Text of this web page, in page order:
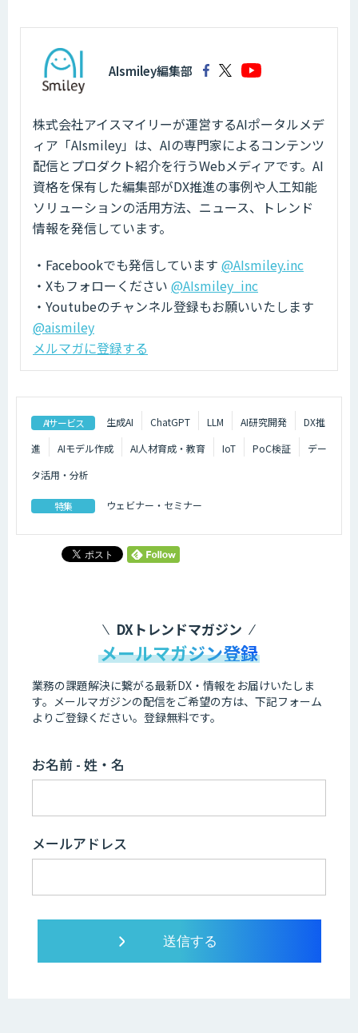
AIsmiley編集部
株式会社アイスマイリーが運営するAIポータルメデ
ィア「AIsmiley」は、AIの専門家によるコンテンツ
配信とプロダクト紹介を行うWebメディアです。AI
資格を保有した編集部がDX推進の事例や人工知能
ソリューションの活用方法、ニュース、トレンド
情報を発信しています。
・Facebookでも発信しています @AIsmiley.inc
・Xもフォローください @AIsmiley_inc
・Youtubeのチャンネル登録もお願いいたします
@aismiley
メルマガに登録する
AIサービス 生成AI ChatGPT LLM AI研究開発
DX推
進
AIモデル作成 AI人材育成・教育 IoT PoC検証
デー
タ活用・分析
特集 ウェビナー・セミナー
DXトレンドマガジン
メールマガジン登録
業務の課題解決に繋がる最新DX・情報をお届けいたしま
す。 メールマガジンの配信をご希望の方は、下記フォーム
よりご登録ください。登録無料です。
お名前 - 姓・名
メールアドレス